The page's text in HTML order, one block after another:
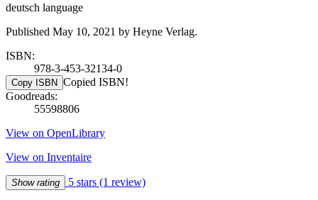
deutsch language
Published May 10, 2021 by Heyne Verlag.
ISBN:
978-3-453-32134-0
Copy ISBN Copied ISBN!
Goodreads:
55598806
View on OpenLibrary
View on Inventaire
Show rating 5 stars (1 review)